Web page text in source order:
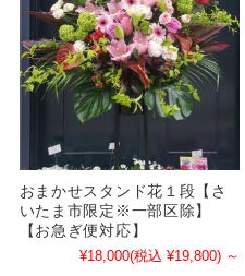
おまかせスタンド花１段【さ
いたま市限定※一部区除】
【お急ぎ便対応】
¥18,000(税込 ¥19,800) ～